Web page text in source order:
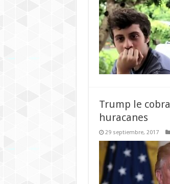
Trump le
huracanes
29 septiembre, 2017